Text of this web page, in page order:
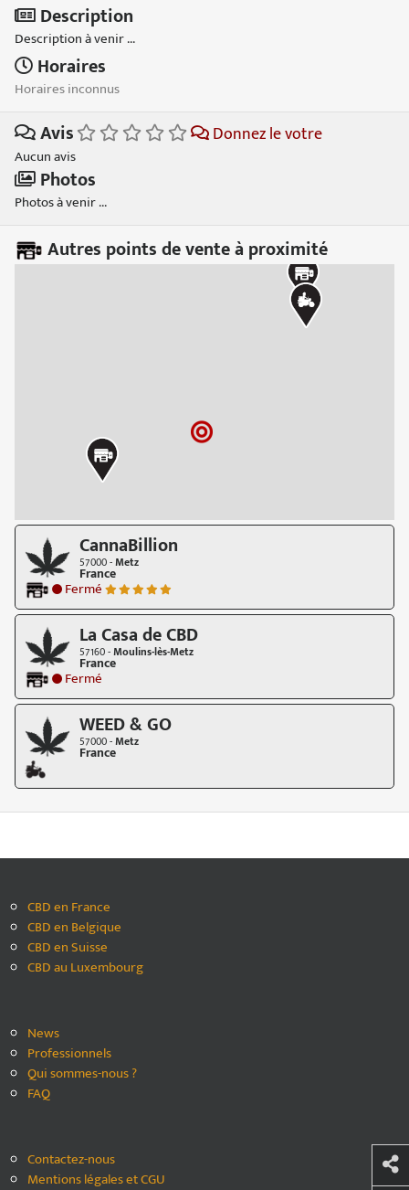
Description
Description à venir ...
Horaires
Horaires inconnus
Avis Donnez le votre
Aucun avis
Photos
Photos à venir ...
Autres points de vente à proximité
CannaBillion
57000 -Metz
France
Fermé
La Casa de CBD
57160 -Moulins-lès-Metz
France
Fermé
WEED & GO
57000 -Metz
France
CBD en France
CBD en Belgique
CBD en Suisse
CBD au Luxembourg
News
Professionnels
Qui sommes-nous ?
FAQ
Contactez-nous
Mentions légales et CGU